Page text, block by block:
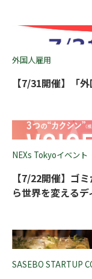
外国人雇用
【7/31開催】「
NEXs Tokyoイベント
【7/22開催】ゴ
ら世界を変える
SASEBO STARTUP